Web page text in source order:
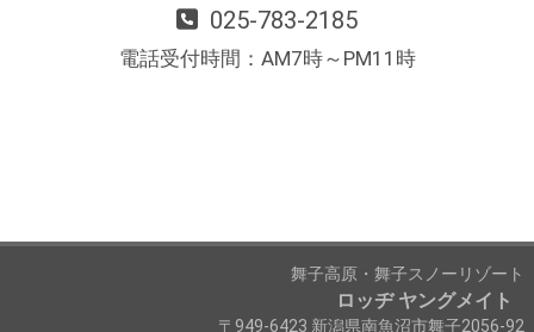
025-783-2185
電話受付時間：AM7時～PM11時
舞子高原・舞子スノーリゾート
ロッヂ ヤングメイト
〒949-6423 新潟県南魚沼市舞子2056-92